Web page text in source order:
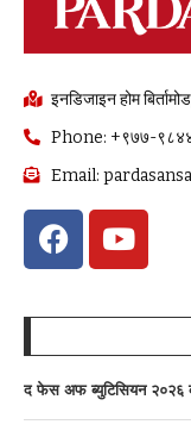
इनडिजाइन होम
Phone: +९७७-
Email:
द फेस अफ ब्युटिसियन २०२६